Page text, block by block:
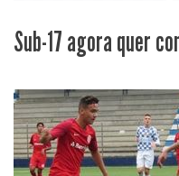
Sub-17 agora quer